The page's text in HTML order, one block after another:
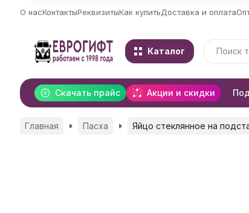
О насКонтактыРеквизитыКак купитьДоставка и оплата
Каталог
Скачать прайс Акции и скидки
Главная Пасха Яйцо стеклянное на